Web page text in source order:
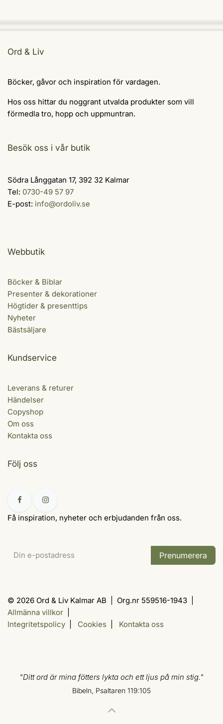
Ord & Liv
Böcker, gåvor och inspiration för vardagen.
Hos oss hittar du noggrant utvalda produkter som vill
förmedla tro, hopp och uppmuntran.
Besök oss i vår butik
Södra Långgatan 17, 392 32 Kalmar
Tel: 0730-49 57 97
E-post: info@ordoliv.se
Webbutik
Böcker & Biblar
Presenter & dekorationer
Högtider & presenttips
Nyheter
Bästsäljare
Kundservice
Leverans & returer
Händelser
Copyshop
Om oss
Kontakta oss
Följ oss
Få inspiration, nyheter och erbjudanden från oss.
Prenumerera
© 2026 Ord & Liv Kalmar AB | Org.nr 559516-1943 |
Allmänna villkor
Integritetspolicy
Cookies Kontakta oss
"Ditt ord är mina fötters lykta och ett ljus på min stig."
Bibeln, Psaltaren 119:105